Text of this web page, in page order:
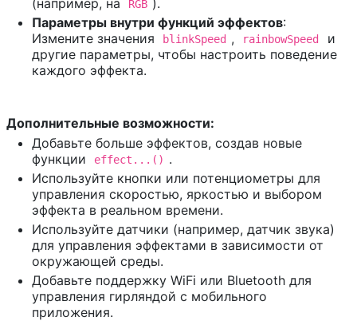
RGB
Параметры внутри функций эффектов:
Измените значения
blinkSpeed , rainbowSpeed
и
другие параметры, чтобы настроить поведение
каждого эффекта.
Дополнительные возможности:
Добавьте больше эффектов, создав новые
функции
effect...() .
Используйте кнопки или потенциометры для
управления скоростью, яркостью и выбором
эффекта в реальном времени.
Используйте датчики (например, датчик звука)
для управления эффектами в зависимости от
окружающей среды.
Добавьте поддержку WiFi или Bluetooth для
управления гирляндой с мобильного
приложения.